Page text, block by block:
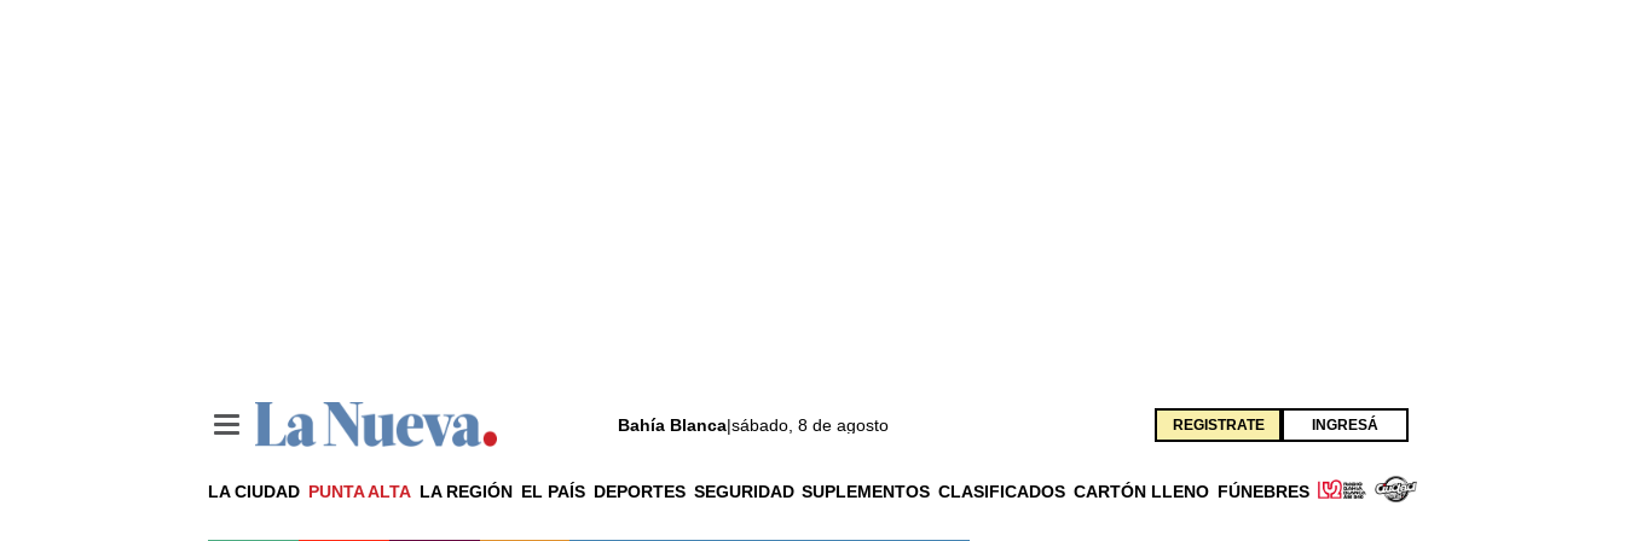
Bahía Blanca|sábado, 8 de agosto REGISTRATE INGRESÁ
LA CIUDAD PUNTA ALTA LA REGIÓN EL PAÍS DEPORTES SEGURIDAD SUPLEMENTOS CLASIFICADOS CARTÓN LLENO FÚNEBRES